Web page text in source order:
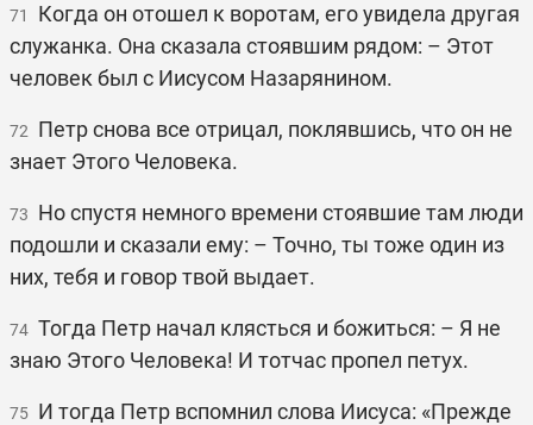
71
Когда он отошел к воротам, его увидела другая
служанка. Она сказала стоявшим рядом: – Этот
человек был с Иисусом Назарянином.
72 Петр снова все отрицал, поклявшись, что он не
знает Этого Человека.
73 Но спустя немного времени стоявшие там люди
подошли и сказали ему: – Точно, ты тоже один из
них, тебя и говор твой выдает.
74 Тогда Петр начал клясться и божиться: – Я не
знаю Этого Человека! И тотчас пропел петух.
75 И тогда Петр вспомнил слова Иисуса: «Прежде